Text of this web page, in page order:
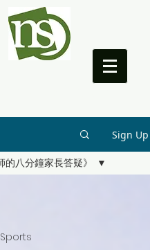
Sign Up
的八分鐘家長答疑》